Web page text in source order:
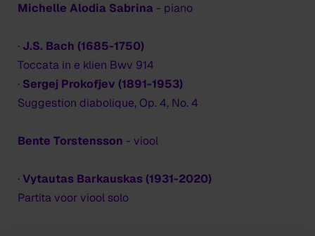
Michelle Alodia Sabrina - piano
· J.S. Bach (1685-1750)
Toccata in e klien Bwv 914
· Sergej Prokofjev (1891-1953)
Suggestion diabolique, Op. 4, No. 4
Bente Torstensson - viool
·Vytautas Barkauskas (1931-2020)
Partita voor viool solo